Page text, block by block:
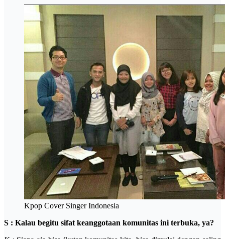
Kpop Cover Singer Indonesia
S : Kalau begitu sifat keanggotaan komunitas ini terbuka, ya?